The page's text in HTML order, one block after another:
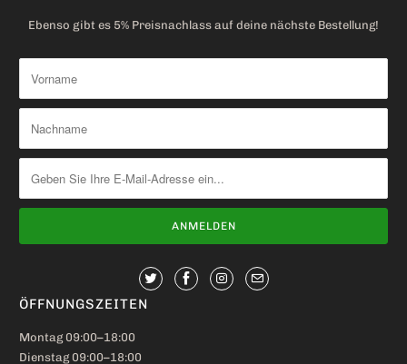
Ebenso gibt es 5% Preisnachlass auf deine nächste Bestellung!
ÖFFNUNGSZEITEN
Montag 09:00–18:00
Dienstag 09:00–18:00